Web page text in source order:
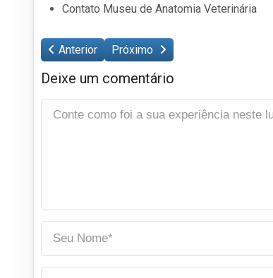
Contato Museu de Anatomia Veterinária
Anterior Próximo
Deixe um comentário